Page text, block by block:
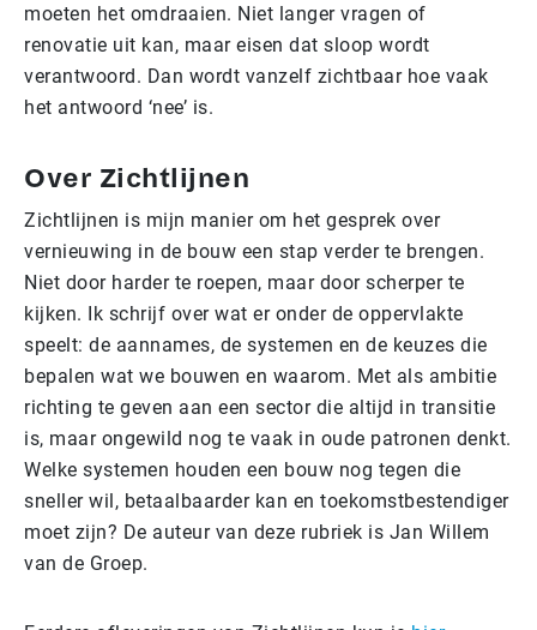
moeten het omdraaien. Niet langer vragen of
renovatie uit kan, maar eisen dat sloop wordt
verantwoord. Dan wordt vanzelf zichtbaar hoe vaak
het antwoord ‘nee’ is.
Over Zichtlijnen
Zichtlijnen is mijn manier om het gesprek over
vernieuwing in de bouw een stap verder te brengen.
Niet door harder te roepen, maar door scherper te
kijken. Ik schrijf over wat er onder de oppervlakte
speelt: de aannames, de systemen en de keuzes die
bepalen wat we bouwen en waarom. Met als ambitie
richting te geven aan een sector die altijd in transitie
is, maar ongewild nog te vaak in oude patronen denkt.
Welke systemen houden een bouw nog tegen die
sneller wil, betaalbaarder kan en toekomstbestendiger
moet zijn? De auteur van deze rubriek is Jan Willem
van de Groep.